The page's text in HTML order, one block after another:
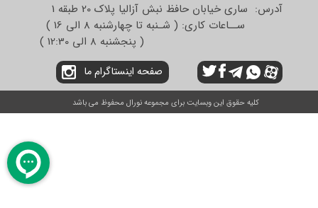
آدرس: ساری خیابان حافظ نبش آزالیا پلاک 20 طبقه 1
ســاعات کاری: ( شـنبه تا چهارشنبه 8 الی 16 )
( پنجشنبه 8 الی 12:30 )
صفحه اینستاگرام ما
کلیه حقوق این وبسایت برای مجموعه نورال محفوظ می باشد